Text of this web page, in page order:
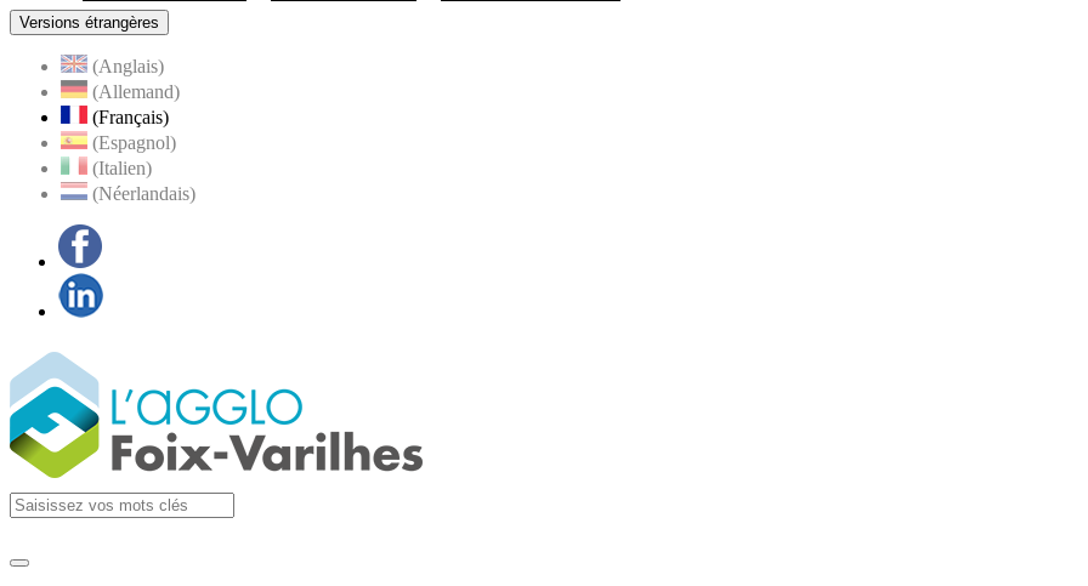
Versions étrangères
(Anglais)
(Allemand)
(Français)
(Espagnol)
(Italien)
(Néerlandais)
Agglo Foix-Varilhes